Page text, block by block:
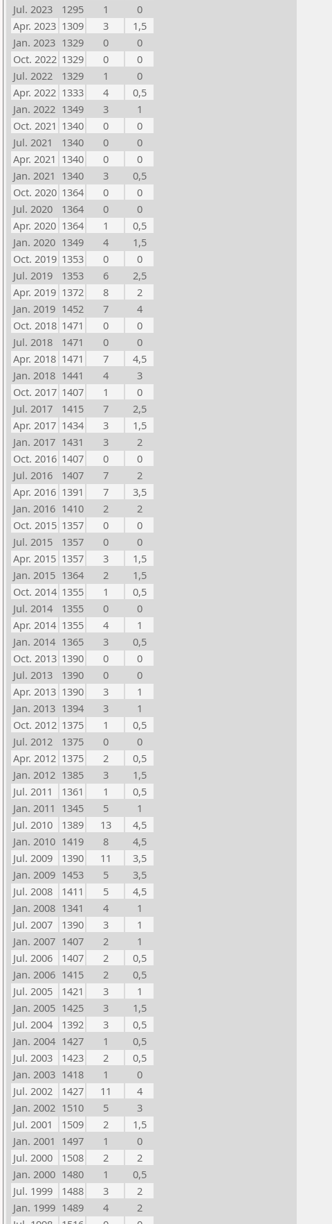
Jul. 2023
1295 1
0
Apr. 2023 1309 3
1,5
Jan. 2023 1329 0
0
Oct. 2022 1329 0
0
Jul. 2022
1329 1
0
Apr. 2022 1333 4
0,5
Jan. 2022 1349 3
1
Oct. 2021 1340 0
0
Jul. 2021
1340 0
0
Apr. 2021 1340 0
0
Jan. 2021 1340 3
0,5
Oct. 2020 1364 0
0
Jul. 2020
1364 0
0
Apr. 2020 1364 1
0,5
Jan. 2020 1349 4
1,5
Oct. 2019 1353 0
0
Jul. 2019
1353 6
2,5
Apr. 2019 1372 8
2
Jan. 2019 1452 7
4
Oct. 2018 1471 0
0
Jul. 2018
1471 0
0
Apr. 2018 1471 7
4,5
Jan. 2018 1441 4
3
Oct. 2017 1407 1
0
Jul. 2017
1415 7
2,5
Apr. 2017 1434 3
1,5
Jan. 2017 1431 3
2
Oct. 2016 1407 0
0
Jul. 2016
1407 7
2
Apr. 2016 1391 7
3,5
Jan. 2016 1410 2
2
Oct. 2015 1357 0
0
Jul. 2015
1357 0
0
Apr. 2015 1357 3
1,5
Jan. 2015 1364 2
1,5
Oct. 2014 1355 1
0,5
Jul. 2014
1355 0
0
Apr. 2014 1355 4
1
Jan. 2014 1365 3
0,5
Oct. 2013 1390 0
0
Jul. 2013
1390 0
0
Apr. 2013 1390 3
1
Jan. 2013 1394 3
1
Oct. 2012 1375 1
0,5
Jul. 2012
1375 0
0
Apr. 2012 1375 2
0,5
Jan. 2012 1385 3
1,5
Jul. 2011
1361 1
0,5
Jan. 2011 1345 5
1
Jul. 2010
1389 13
4,5
Jan. 2010 1419 8
4,5
Jul. 2009
1390 11
3,5
Jan. 2009 1453 5
3,5
Jul. 2008
1411 5
4,5
Jan. 2008 1341 4
1
Jul. 2007
1390 3
1
Jan. 2007 1407 2
1
Jul. 2006
1407 2
0,5
Jan. 2006 1415 2
0,5
Jul. 2005
1421 3
1
Jan. 2005 1425 3
1,5
Jul. 2004
1392 3
0,5
Jan. 2004 1427 1
0,5
Jul. 2003
1423 2
0,5
Jan. 2003 1418 1
0
Jul. 2002
1427 11
4
Jan. 2002 1510 5
3
Jul. 2001
1509 2
1,5
Jan. 2001 1497 1
0
Jul. 2000
1508 2
2
Jan. 2000 1480 1
0,5
Jul. 1999
1488 3
2
Jan. 1999 1489 4
2